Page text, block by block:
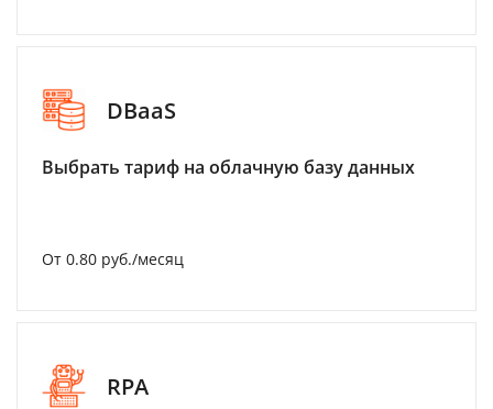
DBaaS
Выбрать тариф на облачную базу данных
От 0.80 руб./месяц
RPA